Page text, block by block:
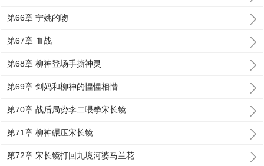
第66章 宁姚的吻
第67章 血战
第68章 柳神登场手撕神灵
第69章 剑妈和柳神的惺惺相惜
第70章 战后局势李二喂拳宋长镜
第71章 柳神碾压宋长镜
第72章 宋长镜打回九境河婆马兰花